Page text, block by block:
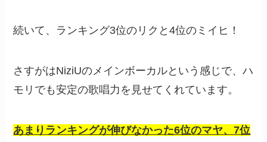
続いて、ランキング3位のリクと4位のミイヒ！
さすがはNiziUのメインボーカルという感じで、ハ
モリでも安定の歌唱力を見せてくれています。
あまりランキングが伸びなかった6位のマヤ、7位